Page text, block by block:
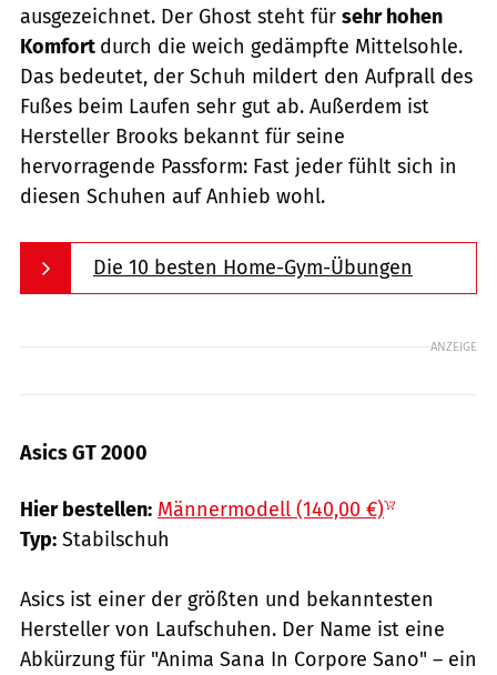
ausgezeichnet. Der Ghost steht für sehr hohen
Komfort durch die weich gedämpfte Mittelsohle.
Das bedeutet, der Schuh mildert den Aufprall des
Fußes beim Laufen sehr gut ab. Außerdem ist
Hersteller Brooks bekannt für seine
hervorragende Passform: Fast jeder fühlt sich in
diesen Schuhen auf Anhieb wohl.
Die 10 besten Home-Gym-Übungen
ANZEIGE
Asics GT 2000
Hier bestellen: Männermodell (140,00 €)
Typ: Stabilschuh
Asics ist einer der größten und bekanntesten
Hersteller von Laufschuhen. Der Name ist eine
Abkürzung für "Anima Sana In Corpore Sano" – ein